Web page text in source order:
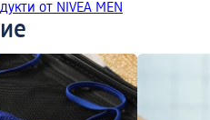
от NIVEA MEN